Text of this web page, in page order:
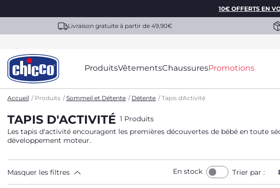
10€ OFFERTS EN
Livraison gratuite à partir de 49,90€
ProduitsVêtementsChaussuresPromotions
Accueil Produits Sommeil et Détente Détente Tapis d'Activité
TAPIS D'ACTIVITÉ 1 Produits
Les tapis d'activité encouragent les premières découvertes de bébé en toute
développement moteur.
Masquer les filtres En stock Trier par :